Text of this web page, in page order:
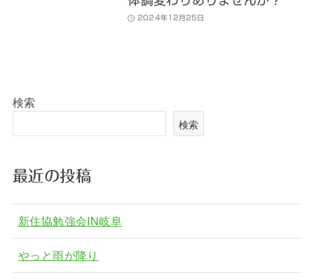
2024年12月25日
検索
検索
最近の投稿
新住協勉強会IN岐阜
やっと雨が降り